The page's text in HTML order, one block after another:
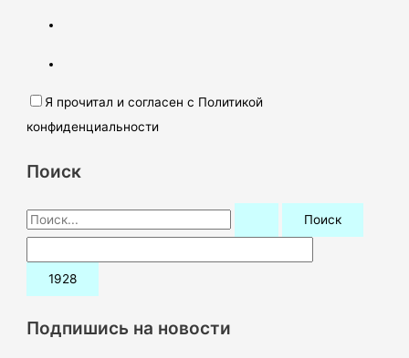
Я прочитал и согласен с Политикой
конфиденциальности
Поиск
П
о
и
:Подпишись на новости